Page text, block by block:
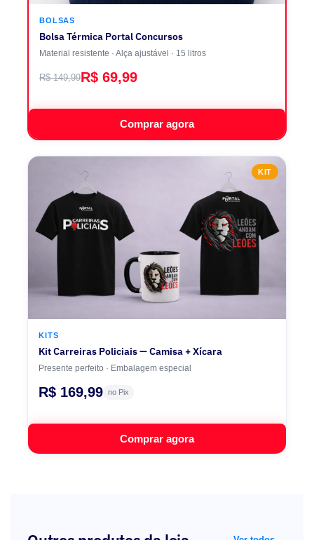
BOLSAS
Bolsa Térmica Portal Concursos
Material resistente · Alça ajustável · 15 litros
R$ 149,99R$ 69,99
Comprar agora
KIT
KITS
Kit Carreiras Policiais — Camisa + Xícara
Presente perfeito · Embalagem especial
R$ 169,99 no Pix
Comprar agora